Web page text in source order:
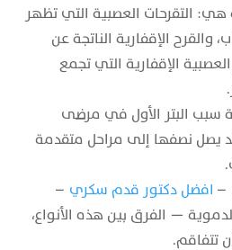
هي: التقرحات العصبية التي تظهر
والقرح الإقفارية الناتجة عن
الإقفارية التي تجمع
سبب البتر الأول في مرضى
يصل نصفها إلى مراحل متقدمة
– افضل دكتور قدم سكري –
— الفرق بين هذه الأنواع،
تتفاقم.